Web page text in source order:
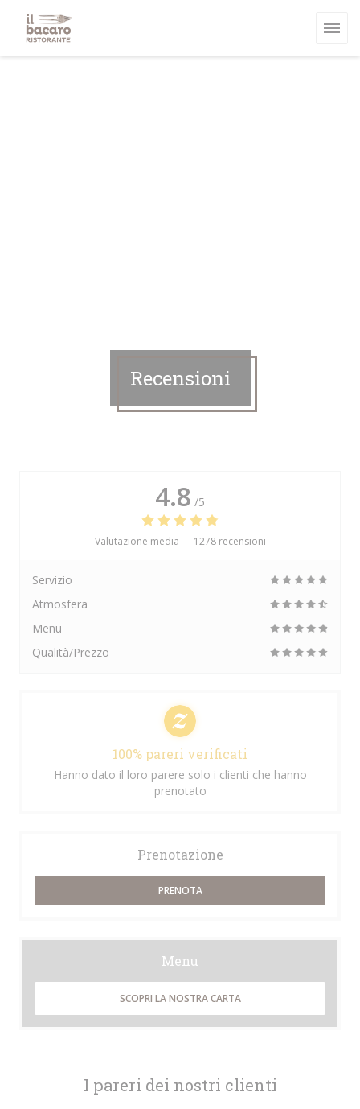
Recensioni
I pareri dei nostri clienti
4.8 /5
Valutazione media — 1278 recensioni
Servizio
Atmosfera
Menu
Qualità/Prezzo
100% pareri verificati
Hanno dato il loro parere solo i clienti che hanno
prenotato
Prenotazione
PRENOTA
Menu
SCOPRI LA NOSTRA CARTA